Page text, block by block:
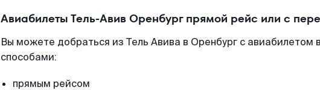
Авиабилеты Тель-Авив Оренбург прямой рейс или с
Вы можете добраться из Тель Авива в Оренбург с авиабилетом
способами:
прямым рейсом